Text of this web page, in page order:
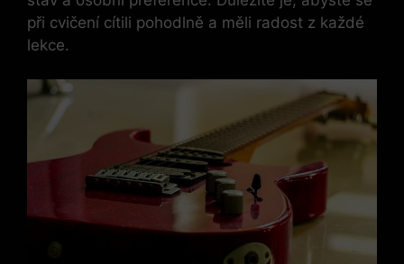
při cvičení cítili pohodlně a měli radost z každé
lekce.